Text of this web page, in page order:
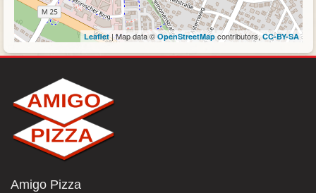
Leaflet| Map data © OpenStreetMapcontributors,CC-BY-SA
Amigo Pizza